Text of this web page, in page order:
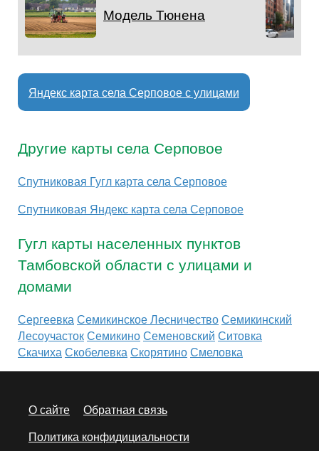
Модель Тюнена
Яндекс карта села Серповое с улицами
Другие карты села Серповое
Спутниковая Гугл карта села Серповое
Спутниковая Яндекс карта села Серповое
Гугл карты населенных пунктов
Тамбовской области с улицами и
домами
Сергеевка Семикинское ЛесничествоСемикинский
ЛесоучастокСемикиноСеменовский Ситовка
Скачиха Скобелевка СкорятиноСмеловка
О сайте
Обратная связь
Политика конфидициальности